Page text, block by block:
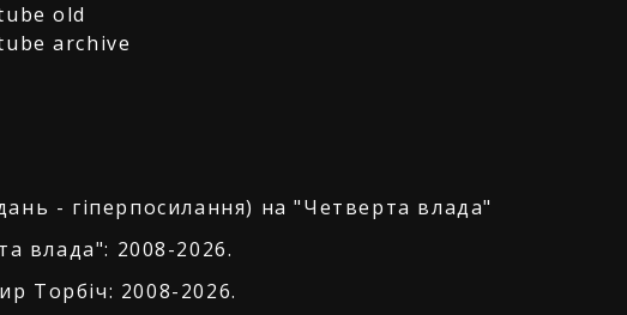
old
archive
- гіперпосилання) на "Четверта влада"
влада": 2008-2026.
Торбіч: 2008-2026.